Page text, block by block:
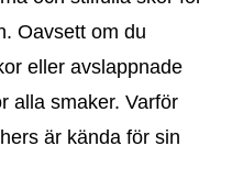
Oavsett om du
eller avslappnade
alla smaker. Varför
är kända för sin